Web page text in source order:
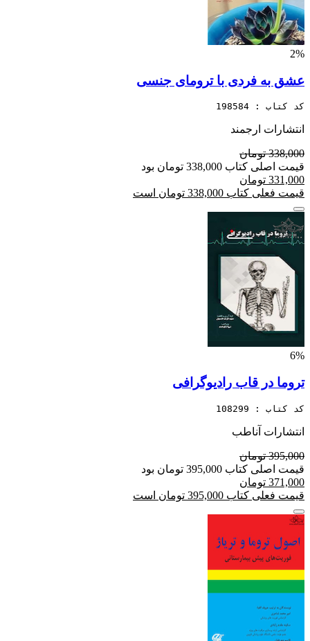
2%
عشق به فردی با ترومای جنسی
کد کتاب : 198584
انتشارات ارجمند
338,000 تومان
قیمت اصلی کتاب 338,000 تومان بود
331,000 تومان
قیمت فعلی کتاب 338,000 تومان است
6%
تروما در قاب رادیوگرافی
کد کتاب : 108299
انتشارات آناطب
395,000 تومان
قیمت اصلی کتاب 395,000 تومان بود
371,000 تومان
قیمت فعلی کتاب 395,000 تومان است